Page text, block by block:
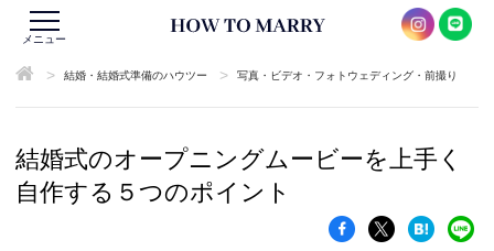
メニュー
> 結婚・結婚式準備のハウツー > 写真・ビデオ・フォトウェディング・前撮り
結婚式のオープニングムービーを上手く
自作する５つのポイント